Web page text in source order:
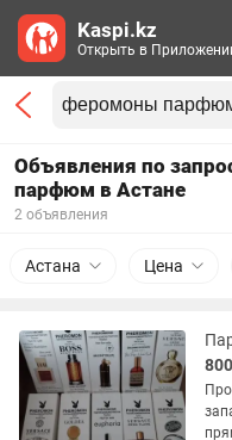
Объявления по
парфюм в Астане
2 объявления
Астана Цена
Kaspi.kz
Открыть в